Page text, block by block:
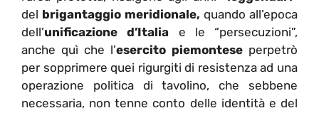
del brigantaggio meridionale, quando all’epoca
dell’unificazione d’Italia e le “persecuzioni”,
anche quì che l’esercito piemontese perpetrò
per sopprimere quei rigurgiti di resistenza ad una
operazione politica di tavolino, che sebbene
necessaria, non tenne conto delle identità e del